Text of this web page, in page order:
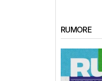
RUMORE